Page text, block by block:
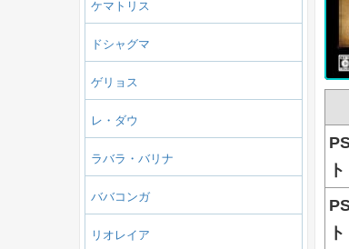
ケマトリス
ドシャグマ
ゲリョス
レ・ダウ
ラバラ・バリナ
ババコンガ
リオレイア